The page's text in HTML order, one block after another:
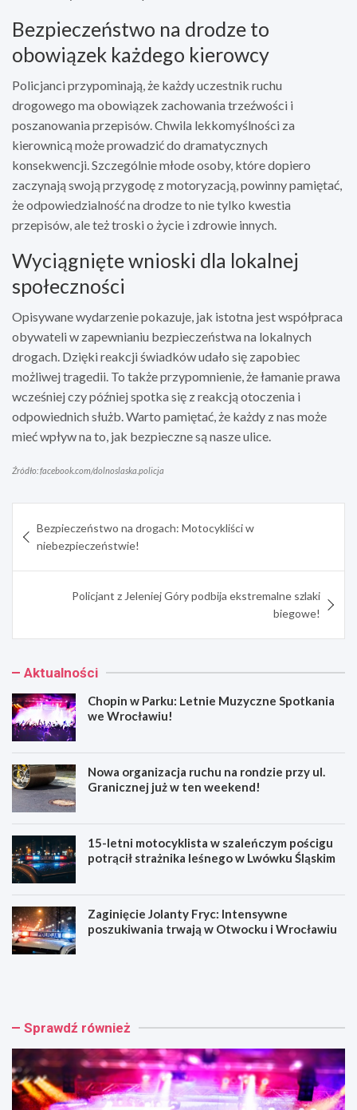
Bezpieczeństwo na drodze to
obowiązek każdego kierowcy
Policjanci przypominają, że każdy uczestnik ruchu
drogowego ma obowiązek zachowania trzeźwości i
poszanowania przepisów. Chwila lekkomyślności za
kierownicą może prowadzić do dramatycznych
konsekwencji. Szczególnie młode osoby, które dopiero
zaczynają swoją przygodę z motoryzacją, powinny pamiętać,
że odpowiedzialność na drodze to nie tylko kwestia
przepisów, ale też troski o życie i zdrowie innych.
Wyciągnięte wnioski dla lokalnej
społeczności
Opisywane wydarzenie pokazuje, jak istotna jest współpraca
obywateli w zapewnianiu bezpieczeństwa na lokalnych
drogach. Dzięki reakcji świadków udało się zapobiec
możliwej tragedii. To także przypomnienie, że łamanie prawa
wcześniej czy później spotka się z reakcją otoczenia i
odpowiednich służb. Warto pamiętać, że każdy z nas może
mieć wpływ na to, jak bezpieczne są nasze ulice.
Źródło: facebook.com/dolnoslaska.policja
wpisu
Bezpieczeństwo na drogach: Motocykliści w
niebezpieczeństwie!
Policjant z Jeleniej Góry podbija ekstremalne szlaki
biegowe!
Aktualności
Chopin w Parku: Letnie Muzyczne Spotkania
we Wrocławiu!
Nowa organizacja ruchu na rondzie przy ul.
Granicznej już w ten weekend!
15-letni motocyklista w szaleńczym pościgu
potrącił strażnika leśnego w Lwówku Śląskim
Zaginięcie Jolanty Fryc: Intensywne
poszukiwania trwają w Otwocku i Wrocławiu
C
n
a
r
N
r
n
i
Sprawdź również